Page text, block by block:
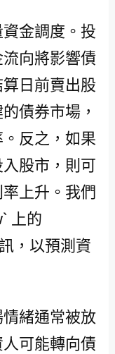
金調度。投
向將影響債
日前賣出股
債券市場，
反之，如果
股市，則可
上升。我們
上的
，以預測資
緒通常被放
可能轉向債